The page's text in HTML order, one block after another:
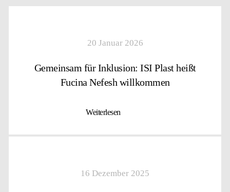
20 Januar 2026
Gemeinsam für Inklusion: ISI Plast heißt
Fucina Nefesh willkommen
Weiterlesen
16 Dezember 2025